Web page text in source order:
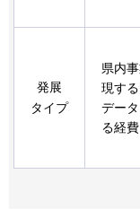
発展
タイプ
県内
現す
デー
る経費